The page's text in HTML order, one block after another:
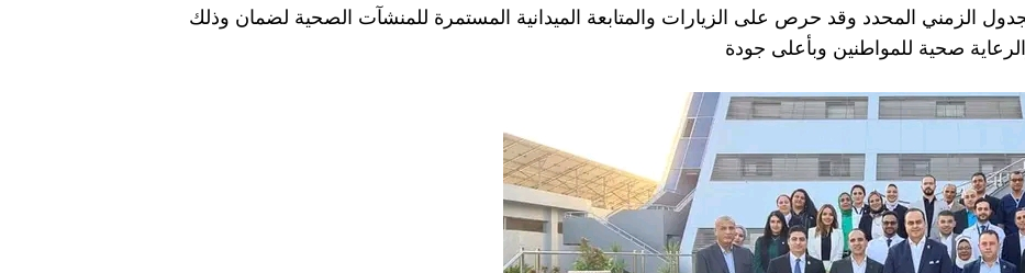
الزمني المحدد وقد حرص على الزيارات والمتابعة الميدانية المستمرة للمنشآت الصحية لضمان وذلك
صحية للمواطنين وبأعلى جودة